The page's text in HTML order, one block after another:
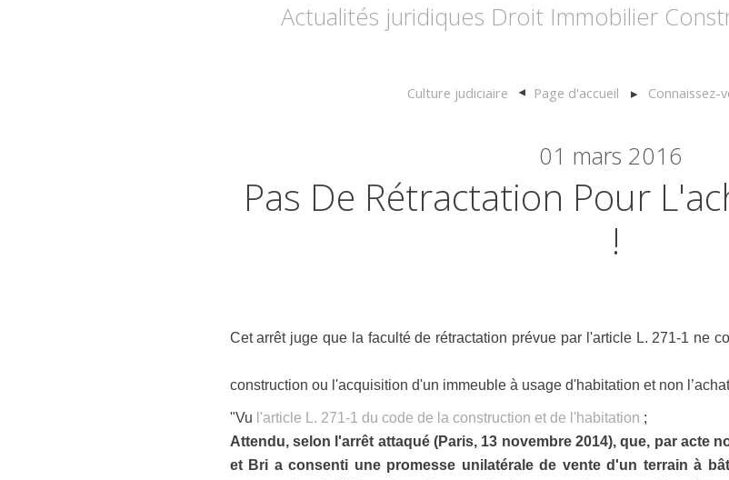
Actualités juridiques Droit Immobilier
Culture judiciaire Page d'accueil Connaissez-
01 mars 2016
Pas De Rétractation Pour
!
Cet arrêt juge que la faculté de rétractation prévue par l'article L. 271-1 ne
construction ou l'acquisition d'un immeuble à usage d'habitation et non
"Vu l'article L. 271-1 du code de la construction et de l'habitation ;
Attendu, selon l'arrêt attaqué (Paris, 13 novembre 2014), que, par acte
et Bri a consenti une promesse unilatérale de vente d'un terrain à